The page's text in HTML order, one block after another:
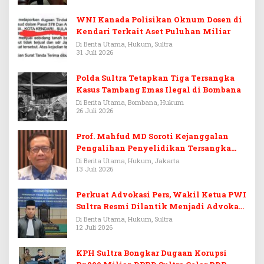
WNI Kanada Polisikan Oknum Dosen di
Kendari Terkait Aset Puluhan Miliar
Di Berita Utama, Hukum, Sultra
31 Juli 2026
Polda Sultra Tetapkan Tiga Tersangka
Kasus Tambang Emas Ilegal di Bombana
Di Berita Utama, Bombana, Hukum
26 Juli 2026
Prof. Mahfud MD Soroti Kejanggalan
Pengalihan Penyelidikan Tersangka
Febrie Adriansyah
Di Berita Utama, Hukum, Jakarta
13 Juli 2026
Perkuat Advokasi Pers, Wakil Ketua PWI
Sultra Resmi Dilantik Menjadi Advokat
PERADI
Di Berita Utama, Hukum, Sultra
12 Juli 2026
KPH Sultra Bongkar Dugaan Korupsi